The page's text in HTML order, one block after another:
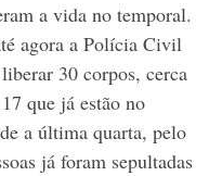
a vida no temporal.
agora a Polícia Civil
30 corpos, cerca
que já estão no
a última quarta, pelo
já foram sepultadas